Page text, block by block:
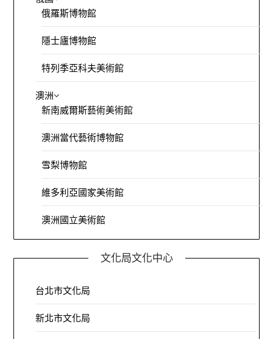
俄羅斯博物館
隱士廬博物館
特列季亞科夫美術館
澳洲
新南威爾斯藝術美術館
澳洲當代藝術博物館
雪梨博物館
維多利亞國家美術館
澳洲國立美術館
文化局文化中心
台北市文化局
新北市文化局